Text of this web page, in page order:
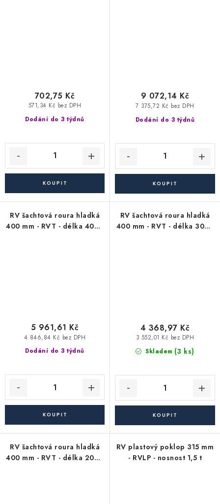
Dodání do 3 týdnů
571,34 Kč bez DPH
702,75 Kč
Dodání do 3 týdnů
7 375,72 Kč bez DPH
9 072,14 Kč
RV šachtová roura hladká
400 mm - RVT - délka 4000
Dodání do 3 týdnů
4 846,84 Kč bez DPH
5 961,61 Kč
RV šachtová roura hladká
400 mm - RVT - délka 3000
Skladem (3 ks)
3 552,01 Kč bez DPH
4 368,97 Kč
RV šachtová roura hladká
400 mm - RVT - délka 2000
RV plastový poklop 315 mm
- RVLP - nosnost 1,5 t